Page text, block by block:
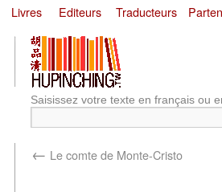
Livres Editeurs Traducteurs
Saisissez votre texte en français ou
← Le comte de Monte-Cristo